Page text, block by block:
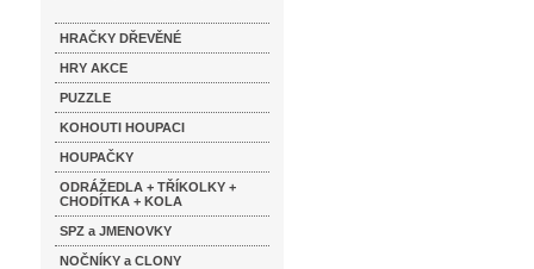
HRAČKY DŘEVĚNÉ
HRY AKCE
PUZZLE
KOHOUTI HOUPACI
HOUPAČKY
ODRÁŽEDLA + TŘÍKOLKY +
CHODÍTKA + KOLA
SPZ a JMENOVKY
NOČNÍKY a CLONY